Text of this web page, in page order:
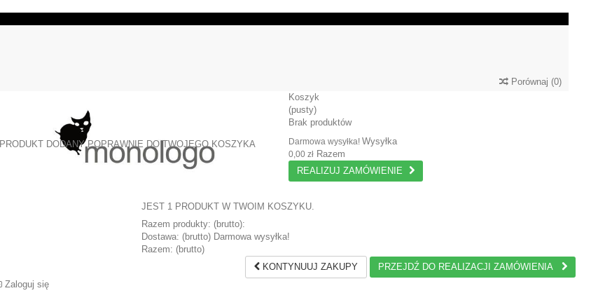
Porównaj (0)
Koszyk
(pusty)
Brak produktów
Darmowa wysyłka!Wysyłka
0,00 zł Razem
REALIZUJ ZAMÓWIENIE
PRODUKT DODANY POPRAWNIE DO TWOJEGO KOSZYKA
JEST 1 PRODUKT W TWOIM KOSZYKU.
Razem produkty: (brutto):
Dostawa: (brutto) Darmowa wysyłka!
Razem: (brutto)
KONTYNUUJ ZAKUPY
PRZEJDŹ DO REALIZACJI ZAMÓWIENIA
Zaloguj się